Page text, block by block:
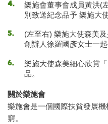
樂施會董事會成員黃洪(
別致送紀念品予 樂施大
(左至右) 樂施大使森美
創辦人徐羅國彥女士一
樂施大使森美細心欣賞
品。
關於樂施會
樂施會是一個國際扶貧發展
窮。